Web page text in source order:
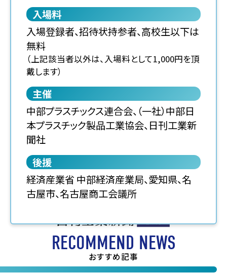
入場料
入場登録者、招待状持参者、高校生以下は
無料
（上記該当者以外は、入場料として1,000円を頂
戴します）
主催
中部プラスチックス連合会、（一社）中部日
本プラスチック製品工業協会、日刊工業新
聞社
後援
経済産業省 中部経済産業局、愛知県、名
古屋市、名古屋商工会議所
RECOMMEND NEWS
おすすめ記事